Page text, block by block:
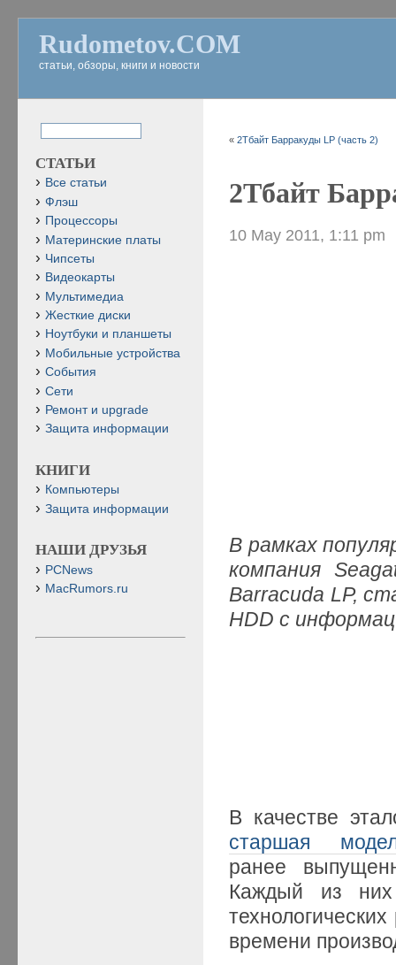
Rudometov.COM
статьи, обзоры, книги и новости
«2Тбайт Барракуды LP (часть 2)
2Тбайт
10 May 2011, 1:11 pm
В рамках
компания
Barracuda LP,
HDD с
В качестве
старшая
ранее
Каждый из
времени
СТАТЬИ
Все статьи
Флэш
Процессоры
Материнские платы
Чипсеты
Видеокарты
Мультимедиа
Жесткие диски
Ноутбуки и планшеты
Мобильные устройства
События
Сети
Ремонт и upgrade
Защита информации
КНИГИ
Компьютеры
Защита информации
НАШИ ДРУЗЬЯ
PCNews
MacRumors.ru